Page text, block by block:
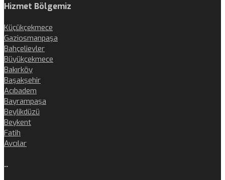
Hizmet Bölgemiz
Küçükçekmece
Gaziosmanpaşa
Bahçelievler
Büyükçekmece
Bakırköy
Başakşehir
Acıbadem
Bayrampaşa
Beylikdüzü
Beykent
Fatih
Avcılar
..